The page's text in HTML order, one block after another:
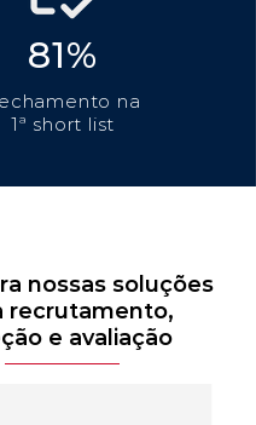
81%
na
1ª short list
nossas soluções
recrutamento,
e avaliação